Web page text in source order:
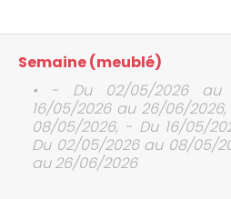
Semaine (meublé)
• - Du 02/05/2026 au
16/05/2026 au 26/06/
08/05/2026, - Du 16/05/
Du 02/05/2026 au 08/05/
au 26/06/2026